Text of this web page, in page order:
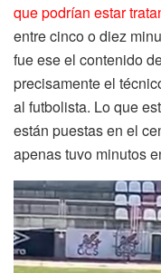
que podrían estar
entre cinco o diez
fue ese el contenido
precisamente el
al futbolista. Lo que
están puestas en el
apenas tuvo minutos